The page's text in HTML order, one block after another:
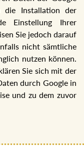
die Installation der
Einstellung Ihrer
Sie jedoch darauf
nicht sämtliche
nutzen können.
Sie sich mit der
durch Google in
und zu dem zuvor